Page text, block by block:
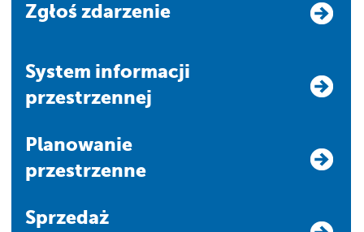
Zgłoś zdarzenie
system informacji
przestrzennej
Planowanie
przestrzenne
Sprzedaż